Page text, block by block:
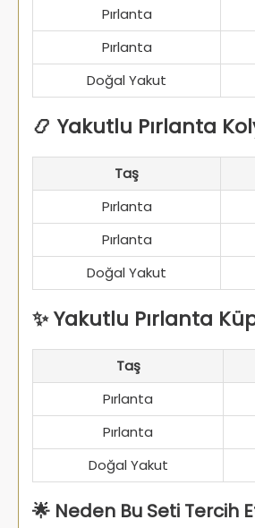
Pırlanta
Pırlanta
Doğal Yakut
📿 Yakutlu Pırlanta
Taş
Pırlanta
Pırlanta
Doğal Yakut
✨ Yakutlu Pırlanta
Taş
Pırlanta
Pırlanta
Doğal Yakut
🌟 Neden Bu Seti Tercih